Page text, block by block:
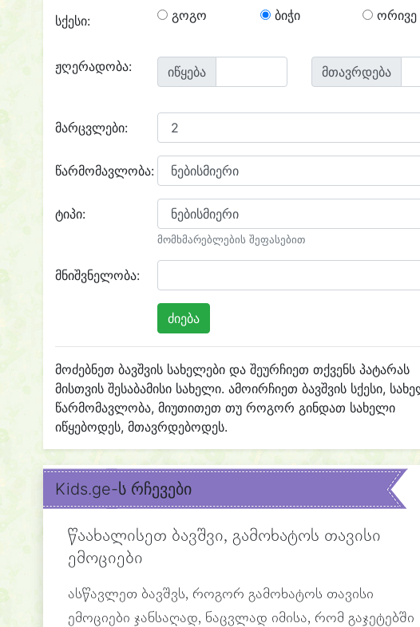
სქესი: გოგო ბიჭი ორივე
ჟღერადობა: იწყება მთავრდება
მარცვლები:
წარმომავლობა:
ტიპი:
მომხმარებლების შეფასებით
მნიშვნელობა:
მოძებნეთ ბავშვის სახელები და შეურჩიეთ თქვენს პატარას
მისთვის შესაბამისი სახელი. ამოირჩიეთ ბავშვის სქესი,
წარმომავლობა, მიუთითეთ თუ როგორ გინდათ სახელი
იწყებოდეს, მთავრდებოდეს.
Kids.ge-ს რჩევები
წაახალისეთ ბავშვი, გამოხატოს თავისი
ემოციები
ასწავლეთ ბავშვს, როგორ გამოხატოს თავისი
ემოციები ჯანსაღად, ნაცვლად იმისა, რომ გაჯეტებში